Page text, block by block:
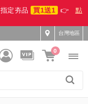
指定夯品 買1送1 👉
點
台灣地區
0